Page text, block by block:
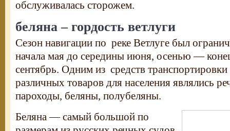
обслуживалась сторожем.
беляна – гордость ветлуги
Сезон навигации по реке Ветлуге был
начала мая до середины июня, осенью —
сентябрь. Одним из средств транспортировки
различных товаров для населения являлись
пароходы, беляны, полубеляны.
Беляна — самый большой по